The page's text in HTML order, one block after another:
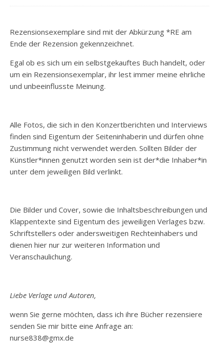
Rezensionsexemplare sind mit der Abkürzung *RE am
Ende der Rezension gekennzeichnet.
Egal ob es sich um ein selbstgekauftes Buch handelt, oder
um ein Rezensionsexemplar, ihr lest immer meine ehrliche
und unbeeinflusste Meinung.
Alle Fotos, die sich in den Konzertberichten und Interviews
finden sind Eigentum der Seiteninhaberin und dürfen ohne
Zustimmung nicht verwendet werden. Sollten Bilder der
Künstler*innen genutzt worden sein ist der*die Inhaber*in
unter dem jeweiligen Bild verlinkt.
Die Bilder und Cover, sowie die Inhaltsbeschreibungen und
Klappentexte sind Eigentum des jeweiligen Verlages bzw.
Schriftstellers oder andersweitigen Rechteinhabers und
dienen hier nur zur weiteren Information und
Veranschaulichung.
Liebe Verlage und Autoren,
wenn Sie gerne möchten, dass ich ihre Bücher rezensiere
senden Sie mir bitte eine Anfrage an:
nurse838@gmx.de